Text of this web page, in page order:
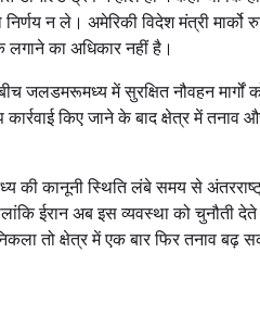
न ले। अमेरिकी विदेश मंत्री मार्को
लगाने का अधिकार नहीं है।
जलडमरूमध्य में सुरक्षित नौवहन
किए जाने के बाद क्षेत्र में
कानूनी स्थिति लंबे समय से
ईरान अब इस व्यवस्था को चुनौती
तो क्षेत्र में एक बार फिर तनाव